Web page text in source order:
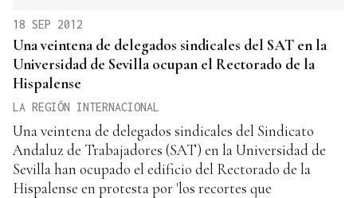
18 SEP 2012
Una veintena de delegados sindicales del SAT en la
Universidad de Sevilla ocupan el Rectorado de la
Hispalense
LA REGIÓN INTERNACIONAL
Una veintena de delegados sindicales del Sindicato
Andaluz de Trabajadores (SAT) en la Universidad de
Sevilla han ocupado el edificio del Rectorado de la
Hispalense en protesta por 'los recortes que